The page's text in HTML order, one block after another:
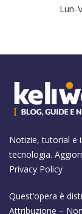
Lun-
Notizie, tutorial e
tecnologia.
Privacy Policy
Quest’opera è
Attribuzione –